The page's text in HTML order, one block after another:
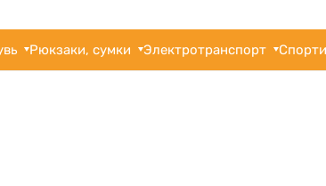
Рюкзаки, сумки Электротранспорт